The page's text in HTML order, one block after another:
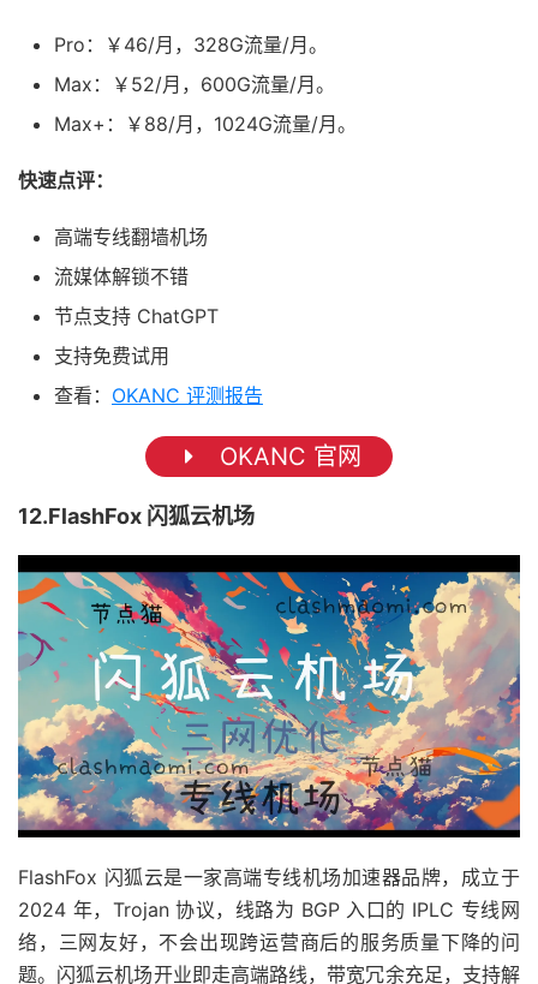
Pro：￥46/月，328G流量/月。
Max：￥52/月，600G流量/月。
Max+：￥88/月，1024G流量/月。
快速点评：
高端专线翻墙机场
流媒体解锁不错
节点支持 ChatGPT
支持免费试用
查看： OKANC 评测报告
OKANC 官网
12.FlashFox 闪狐云机场
FlashFox 闪狐云是一家高端专线机场加速器品牌，成立于
2024 年，Trojan 协议，线路为 BGP 入口的 IPLC 专线网
络，三网友好，不会出现跨运营商后的服务质量下降的问
题。闪狐云机场开业即走高端路线，带宽冗余充足，支持解